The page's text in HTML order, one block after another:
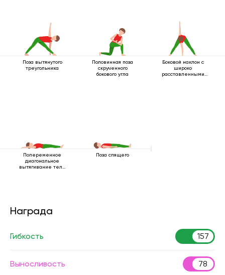
Поза вытянутого
треугольника
Половинная поза
скрученного
бокового угла
Боковой наклон с
широко
расставленными
Попеременное
диагональное
вытягивание тела
Поза спящего
Награда
Гибкость 157
Выносливость 78